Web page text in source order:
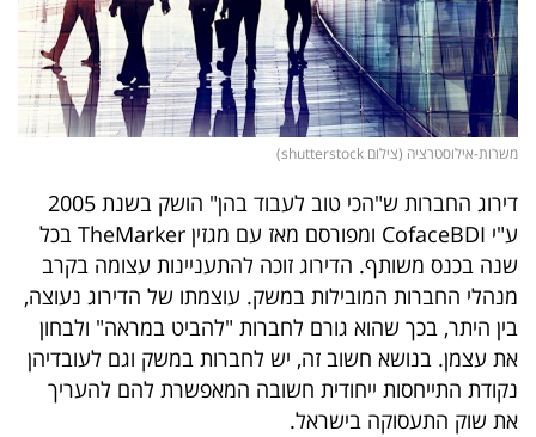
שיווק
ופרסום
משפט
מדדים
ומחקרים
דעות
רכילות
עסקית
משרות-אילוסטרציה (צילום shutterstock)
דירוג החברות ש"הכי טוב לעבוד בהן" הושק בשנת 2005
ע"י CofaceBDI ומפורסם מאז עם מגזין TheMarker בכל
שנה בכנס משותף. הדירוג זוכה להתעניינות עצומה בקרב
מנהלי החברות המובילות במשק. עוצמתו של הדירוג נעוצה,
בין היתר, בכך שהוא גורם לחברות "להביט במראה" ולבחון
את עצמן. בנושא חשוב זה, יש לחברות במשק וגם לעובדיהן
נקודת התייחסות ייחודית חשובה המאפשרת להם להעריך
את שוק התעסוקה בישראל.